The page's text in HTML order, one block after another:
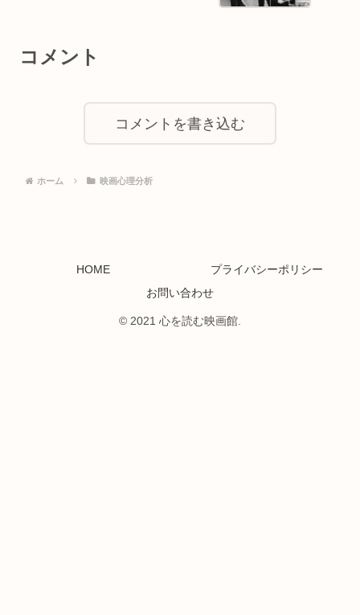
コメント
コメントを書き込む
ホーム 映画心理分析
HOME
プライバシーポリシー
お問い合わせ
© 2021 心を読む映画館.